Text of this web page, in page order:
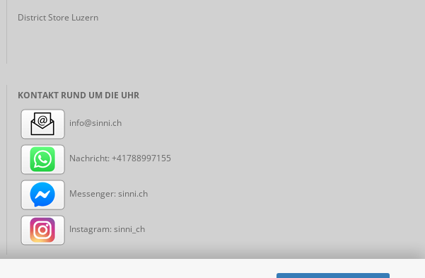
District Store Luzern
KONTAKT RUND UM DIE UHR
info@sinni.ch
Nachricht: +41788997155
Messenger: sinni.ch
Instagram: sinni_ch